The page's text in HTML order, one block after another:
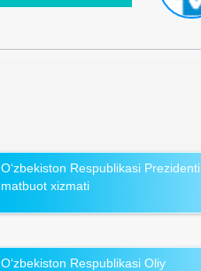
O‘zbekiston Respublikasi Prezidenti
matbuot xizmati
O‘zbekiston Respublikasi Oliy